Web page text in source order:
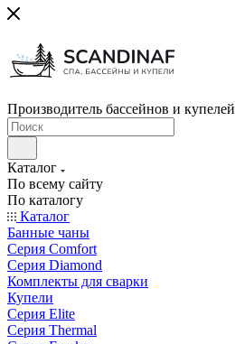
Производитель бассейнов и купелей
Каталог
По всему сайту
По каталогу
Каталог
Банные чаны
Серия Comfort
Серия Diamond
Комплекты для сварки
Купели
Серия Elite
Серия Thermal